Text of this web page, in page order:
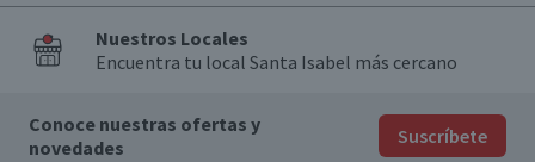
Nuestros Locales
Encuentra tu local Santa Isabel más cercano
Conoce nuestras ofertas y
novedades
Suscríbete